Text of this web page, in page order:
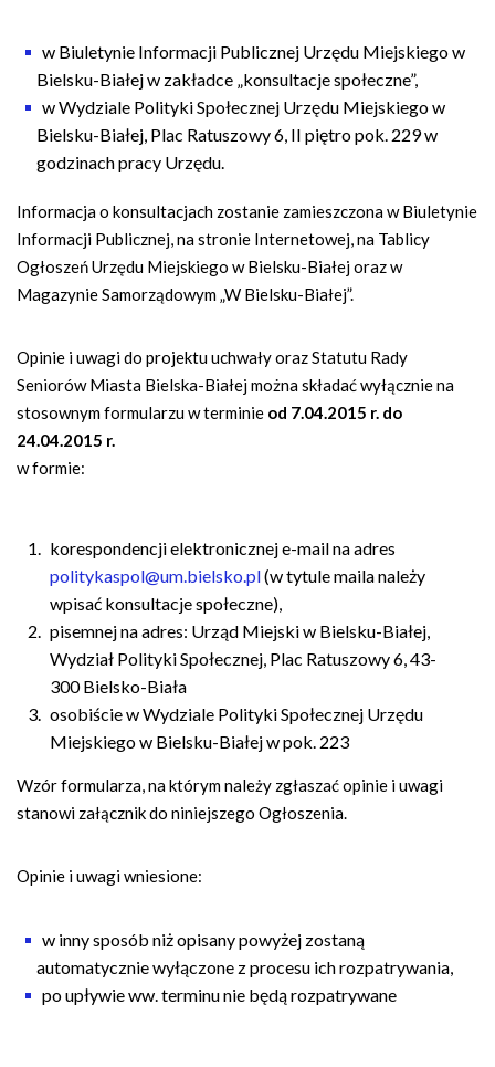
w Biuletynie Informacji Publicznej Urzędu Miejskiego w
Bielsku-Białej w zakładce „konsultacje społeczne”,
w Wydziale Polityki Społecznej Urzędu Miejskiego w
Bielsku-Białej, Plac Ratuszowy 6, II piętro pok. 229 w
godzinach pracy Urzędu.
Informacja o konsultacjach zostanie zamieszczona w Biuletynie
Informacji Publicznej, na stronie Internetowej, na Tablicy
Ogłoszeń Urzędu Miejskiego w Bielsku-Białej oraz w
Magazynie Samorządowym „W Bielsku-Białej”.
Opinie i uwagi do projektu uchwały oraz Statutu Rady
Seniorów Miasta Bielska-Białej można składać wyłącznie na
stosownym formularzu w terminie od 7.04.2015 r. do
24.04.2015 r.
w formie:
korespondencji elektronicznej e-mail na adres
politykaspol@um.bielsko.pl(w tytule maila należy
wpisać konsultacje społeczne),
pisemnej na adres: Urząd Miejski w Bielsku-Białej,
Wydział Polityki Społecznej, Plac Ratuszowy 6, 43-
300 Bielsko-Biała
osobiście w Wydziale Polityki Społecznej Urzędu
Miejskiego w Bielsku-Białej w pok. 223
Wzór formularza, na którym należy zgłaszać opinie i uwagi
stanowi załącznik do niniejszego Ogłoszenia.
Opinie i uwagi wniesione:
w inny sposób niż opisany powyżej zostaną
automatycznie wyłączone z procesu ich rozpatrywania,
po upływie ww. terminu nie będą rozpatrywane